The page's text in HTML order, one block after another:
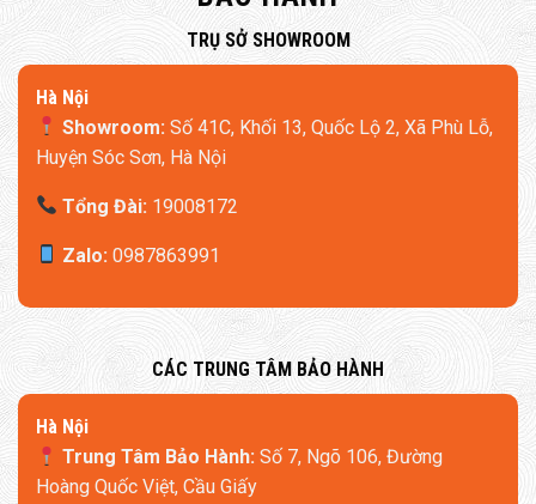
​TRỤ SỞ SHOWROOM
Hà Nội
Showroom:Số 41C, Khối 13, Quốc Lộ 2, Xã Phù Lỗ,
Huyện Sóc Sơn, Hà Nội
Tổng Đài:19008172
Zalo:0987863991
​CÁC TRUNG TÂM BẢO HÀNH
​Hà Nội
Trung Tâm Bảo Hành:Số 7, Ngõ 106, Đường
Hoàng Quốc Việt, Cầu Giấy